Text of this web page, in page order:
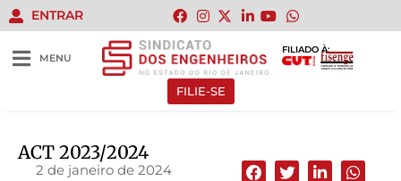
ENTRAR
MENU
FILIADO À:
FILIE-SE
ACT 2023/2024
2 de janeiro de 2024